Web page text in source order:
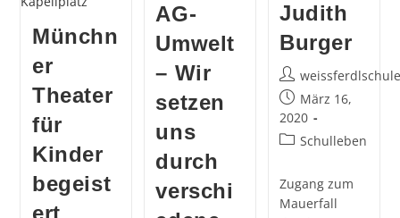
Münchn
er
Theater
für
Kinder
begeist
AG-
Umwelt
– Wir
setzen
uns
durch
verschi
Judith
Burger
Beitrags-
Autor:
weissferdlschule
Beitrag
veröffentlicht:
März 16,
2020
Beitrags-
Schulleben
Zugang zum
Mauerfall